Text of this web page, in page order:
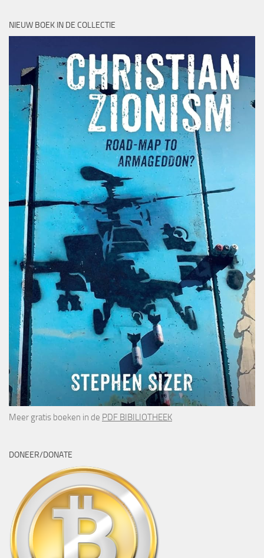
NIEUW BOEK IN DE COLLECTIE
Meer gratis boeken in de PDF BIBILIOTHEEK
DONEER/DONATE